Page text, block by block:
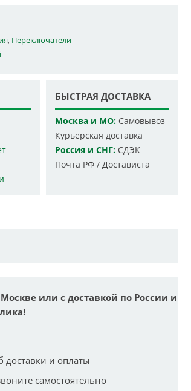
, Переключатели
БЫСТРАЯ ДОСТАВКА
Москва и МО:Самовывоз
Курьерская доставка
Россия и СНГ:СДЭК
Почта РФ / Достависта
или с доставкой по России и
доставки и оплаты
самостоятельно